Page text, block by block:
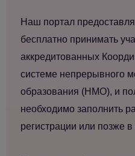
Наш портал
бесплатно принимать
аккредитованных
системе непрерывного
образования (НМО), и
необходимо заполнить
регистрации или позже